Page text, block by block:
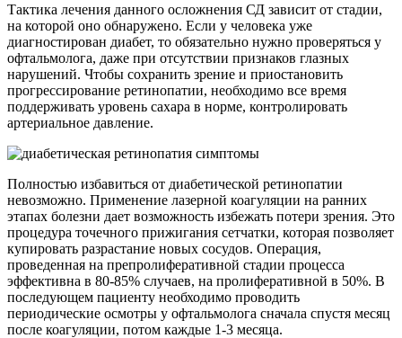
Тактика лечения данного осложнения СД зависит от стадии,
на которой оно обнаружено. Если у человека уже
диагностирован диабет, то обязательно нужно проверяться у
офтальмолога, даже при отсутствии признаков глазных
нарушений. Чтобы сохранить зрение и приостановить
прогрессирование ретинопатии, необходимо все время
поддерживать уровень сахара в норме, контролировать
артериальное давление.
Полностью избавиться от диабетической ретинопатии
невозможно. Применение лазерной коагуляции на ранних
этапах болезни дает возможность избежать потери зрения. Это
процедура точечного прижигания сетчатки, которая позволяет
купировать разрастание новых сосудов. Операция,
проведенная на препролиферативной стадии процесса
эффективна в 80-85% случаев, на пролиферативной в 50%. В
последующем пациенту необходимо проводить
периодические осмотры у офтальмолога сначала спустя месяц
после коагуляции, потом каждые 1-3 месяца.